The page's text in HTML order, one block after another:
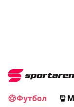
Футбол